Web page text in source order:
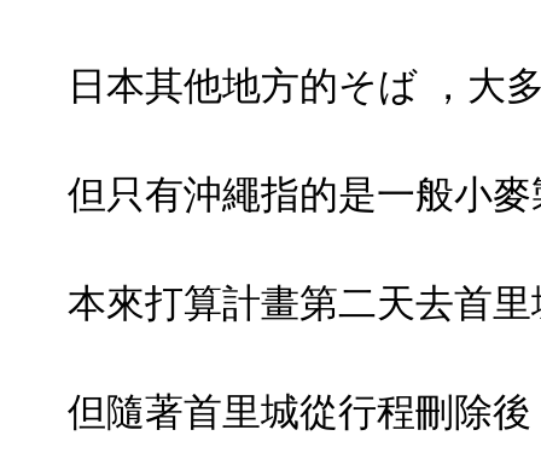
日本其他地方的そば ，大
但只有沖繩指的是一般小
本來打算計畫第二天去首
但隨著首里城從行程刪除